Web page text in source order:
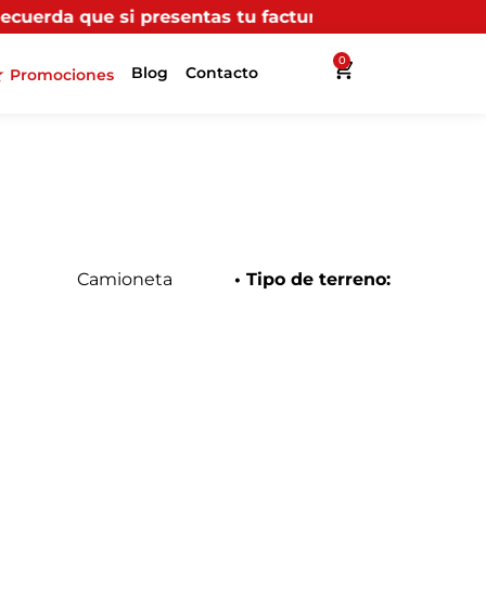
tu factura (física o digital) en uno de
Promociones Blog Contacto
0
Camioneta • Tipo de terreno: